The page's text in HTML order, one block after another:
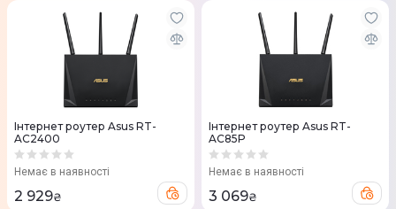
Iнтернет роутер Asus RT-
AC2400
Немає в наявності
2 929₴
Iнтернет роутер Asus RT-
AC85P
Немає в наявності
3 069₴